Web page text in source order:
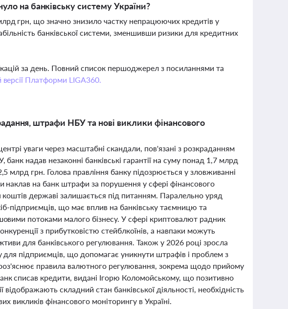
на банківську систему України?
грн, що значно знизило частку непрацюючих кредитів у
банківської системи, зменшивши ризики для кредитних
за день. Повний список першоджерел з посиланнями та
версії Платформи LIGA360.
штрафи НБУ та нові виклики фінансового
уваги через масштабні скандали, пов'язані з розкраданням
надав незаконні банківські гарантії на суму понад 1,7 млрд
грн. Голова правління банку підозрюється у зловживанні
на банк штрафи за порушення у сфері фінансового
державі залишається під питанням. Паралельно уряд
підприємців, що має вплив на банківську таємницю та
потоками малого бізнесу. У сфері криптовалют радник
з прибутковістю стейблкоїнів, а навпаки можуть
для банківського регулювання. Також у 2026 році зросла
для підприємців, що допомагає уникнути штрафів і проблем з
правила валютного регулювання, зокрема щодо прийому
списав кредити, видані Ігорю Коломойському, що позитивно
відображають складний стан банківської діяльності, необхідність
викликів фінансового моніторингу в Україні.